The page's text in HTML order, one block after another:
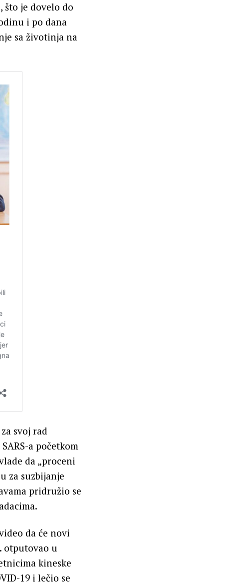
što je dovelo do
i po dana
sa životinja na
svoj rad
a početkom
da „proceni
za suzbijanje
pridružio se
da će novi
otputovao u
kineske
19 i lečio se